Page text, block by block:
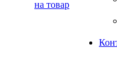
на товар